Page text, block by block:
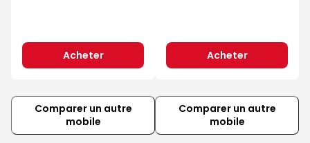
Acheter Acheter
Comparer un autre
mobile
Comparer un autre
mobile